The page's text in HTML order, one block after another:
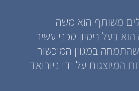
משותף הוא משה
בעל ניסיון טכני עשיר
במגוון המיכשור
המיוצגות על ידי ניורואד